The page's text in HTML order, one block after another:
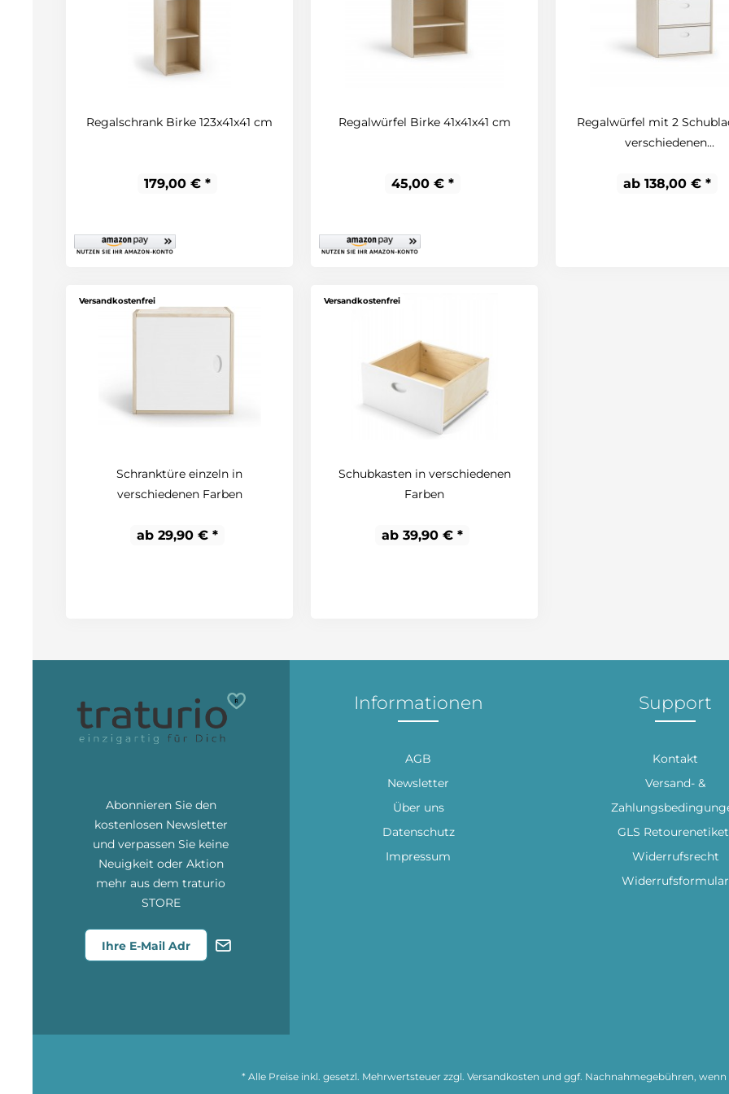
Regalschrank Birke 123x41x41 cm
179,00 € *
Regalwürfel Birke 41x41x41 cm
45,00 € *
Regalwürfel mit 2
verschiedenen...
ab 138,00 € *
Versandkostenfrei
Schranktüre einzeln in
verschiedenen Farben
ab 29,90 € *
Versandkostenfrei
Schubkasten in verschiedenen
Farben
ab 39,90 € *
Support
Kontakt
Versand- &
GLS
Widerrufsrecht
Widerrufsformular
Informationen
AGB
Newsletter
Über uns
Datenschutz
Impressum
Abonnieren Sie den
kostenlosen Newsletter
und verpassen Sie keine
Neuigkeit oder Aktion
mehr aus dem traturio
STORE
* Alle Preise inkl. gesetzl. Mehrwertsteuer zzgl. Versandkosten und ggf. Nachnahmegebühren,